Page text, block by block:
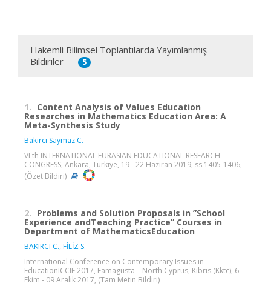
Hakemli Bilimsel Toplantılarda Yayımlanmış
Bildiriler
5
1. Content Analysis of Values Education
Researches in Mathematics Education Area: A
Meta-Synthesis Study
Bakırcı Saymaz C.
VI th INTERNATIONAL EURASIAN EDUCATIONAL RESEARCH
CONGRESS, Ankara, Türkiye, 19 - 22 Haziran 2019, ss.1405-1406,
(Özet Bildiri)
2. Problems and Solution Proposals in ”School
Experience andTeaching Practice” Courses in
Department of MathematicsEducation
BAKIRCI C., FİLİZ S.
International Conference on Contemporary Issues in
EducationICCIE 2017, Famagusta – North Cyprus, Kıbrıs (Kktc), 6
Ekim - 09 Aralık 2017, (Tam Metin Bildiri)